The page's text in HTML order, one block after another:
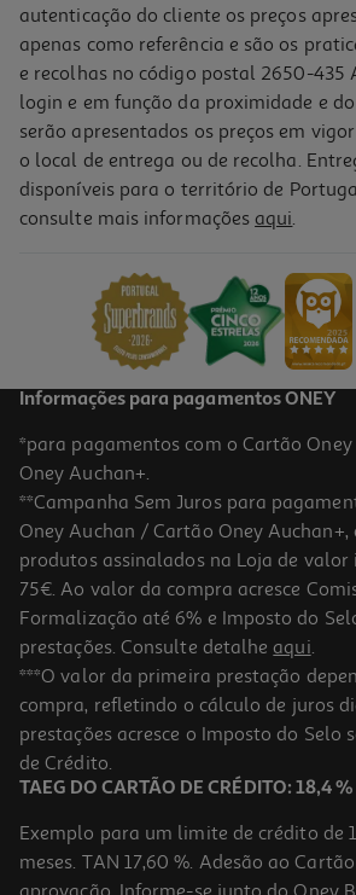
-26%
Maq Lavar Roupa Bosch Wgg244zres Silver
Price reduced from
619,99 €
4.3 (215)
Máquina Lavar Roupa Lg F4x1008nwk
499.99 €/un
499,99 €
autenticação do cliente os preços
apenas como referência e são os
e recolhas no código postal 2650-435
login e em função da proximidade e
serão apresentados os preços em
o local de entrega ou de recolha.
disponíveis para o território de
consulte mais informações aqui.
Informações para pagamentos ONEY
*para pagamentos com o Cartão
Oney Auchan+.
**Campanha Sem Juros para
Oney Auchan / Cartão Oney Auchan+,
produtos assinalados na Loja de
75€. Ao valor da compra acresce
Formalização até 6% e Imposto do
prestações. Consulte detalhe aqui.
***O valor da primeira prestação
compra, refletindo o cálculo de juros
prestações acresce o Imposto do Selo
de Crédito.
TAEG DO CARTÃO DE CRÉDITO: 18,4 %
Exemplo para um limite de crédito de
meses. TAN 17,60 %. Adesão ao